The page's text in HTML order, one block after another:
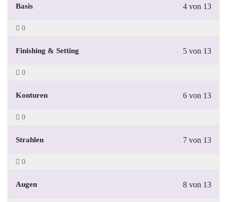
4 von 13
Basis
0
5 von 13
Finishing & Setting
0
6 von 13
Konturen
0
7 von 13
Strahlen
0
8 von 13
Augen